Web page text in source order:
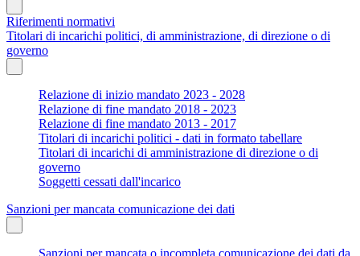
Riferimenti normativi
Titolari di incarichi politici, di amministrazione, di direzione o di
governo
Relazione di inizio mandato 2023 - 2028
Relazione di fine mandato 2018 - 2023
Relazione di fine mandato 2013 - 2017
Titolari di incarichi politici - dati in formato tabellare
Titolari di incarichi di amministrazione di direzione o di
governo
Soggetti cessati dall'incarico
Sanzioni per mancata comunicazione dei dati
Sanzioni per mancata o incompleta comunicazione dei dati da